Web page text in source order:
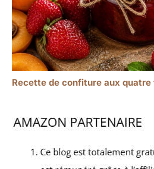
Recette de confiture aux